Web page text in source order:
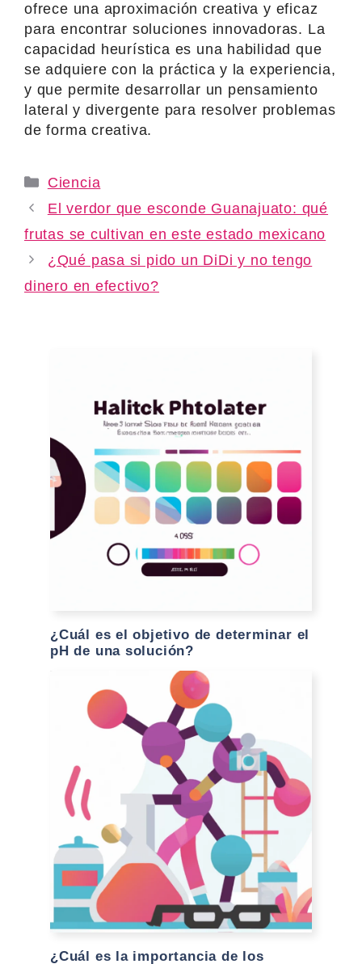
ofrece una aproximación creativa y eficaz
para encontrar soluciones innovadoras. La
capacidad heurística es una habilidad que
se adquiere con la práctica y la experiencia,
y que permite desarrollar un pensamiento
lateral y divergente para resolver problemas
de forma creativa.
Categories
Ciencia
El verdor que esconde Guanajuato: qué
frutas se cultivan en este estado mexicano
¿Qué pasa si pido un DiDi y no tengo
dinero en efectivo?
¿Cuál es el objetivo de determinar el
pH de una solución?
¿Cuál es la importancia de los